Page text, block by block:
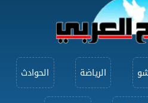
الرياضة الحوادث